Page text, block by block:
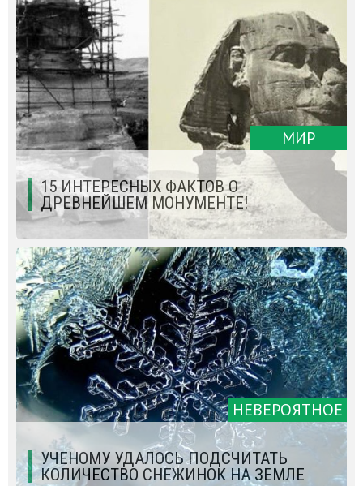
МИР
15 ИНТЕРЕСНЫХ ФАКТОВ О
ДРЕВНЕЙШЕМ МОНУМЕНТЕ!
НЕВЕРОЯТНОЕ
УЧЕНОМУ УДАЛОСЬ ПОДСЧИТАТЬ
КОЛИЧЕСТВО СНЕЖИНОК НА ЗЕМЛЕ